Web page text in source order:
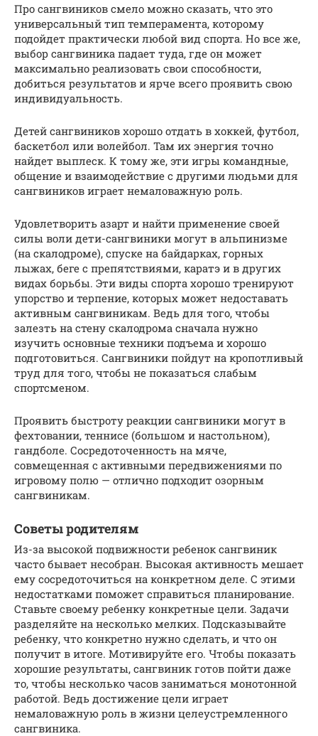
Про сангвиников смело можно сказать, что это
универсальный тип темперамента, которому
подойдет практически любой вид спорта. Но все же,
выбор сангвиника падает туда, где он может
максимально реализовать свои способности,
добиться результатов и ярче всего проявить свою
индивидуальность.
Детей сангвиников хорошо отдать в хоккей, футбол,
баскетбол или волейбол. Там их энергия точно
найдет выплеск. К тому же, эти игры командные,
общение и взаимодействие с другими людьми для
сангвиников играет немаловажную роль.
Удовлетворить азарт и найти применение своей
силы воли дети-сангвиники могут в альпинизме
(на скалодроме), спуске на байдарках, горных
лыжах, беге с препятствиями, каратэ и в других
видах борьбы. Эти виды спорта хорошо тренируют
упорство и терпение, которых может недоставать
активным сангвиникам. Ведь для того, чтобы
залезть на стену скалодрома сначала нужно
изучить основные техники подъема и хорошо
подготовиться. Сангвиники пойдут на кропотливый
труд для того, чтобы не показаться слабым
спортсменом.
Проявить быстроту реакции сангвиники могут в
фехтовании, теннисе (большом и настольном),
гандболе. Сосредоточенность на мяче,
совмещенная с активными передвижениями по
игровому полю — отлично подходит озорным
сангвиникам.
Советы родителям
Из-за высокой подвижности ребенок сангвиник
часто бывает несобран. Высокая активность мешает
ему сосредоточиться на конкретном деле. С этими
недостатками поможет справиться планирование.
Ставьте своему ребенку конкретные цели. Задачи
разделяйте на несколько мелких. Подсказывайте
ребенку, что конкретно нужно сделать, и что он
получит в итоге. Мотивируйте его. Чтобы показать
хорошие результаты, сангвиник готов пойти даже
то, чтобы несколько часов заниматься монотонной
работой. Ведь достижение цели играет
немаловажную роль в жизни целеустремленного
сангвиника.